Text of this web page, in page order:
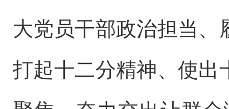
大党员干部政治担当
打起十二分精神、使出